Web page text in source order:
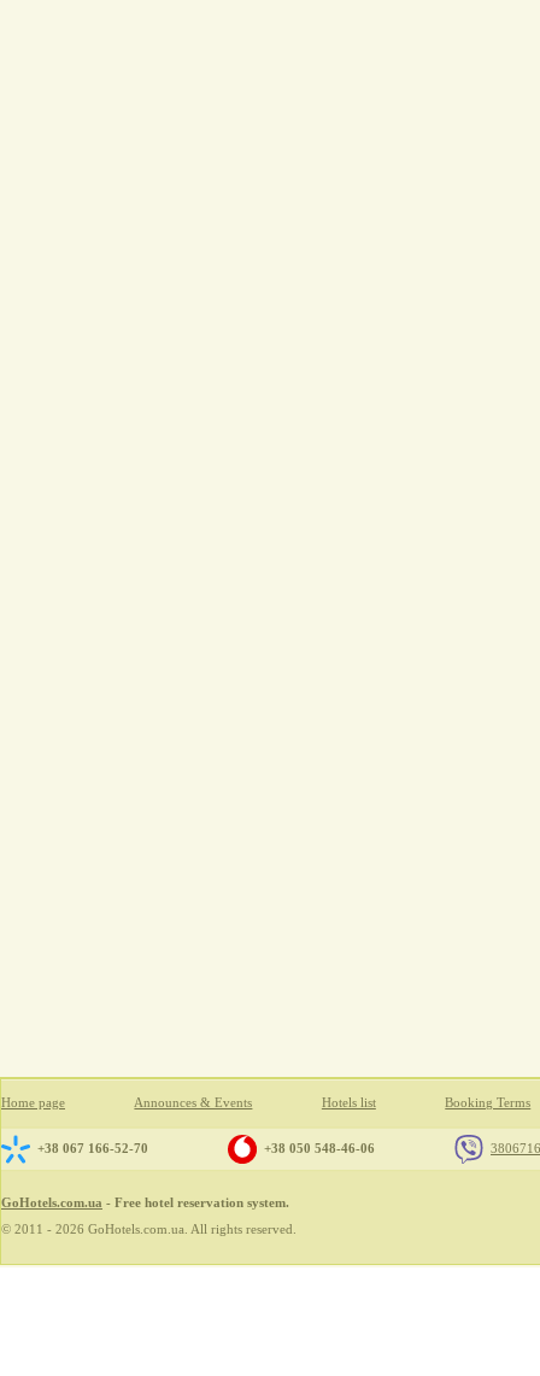
Home page Announces & Events Hotels list Booking Terms
+38 067 166-52-70 +38 050 548-46-06
GoHotels.com.ua - Free hotel reservation system.
© 2011 - 2026 GoHotels.com.ua. All rights reserved.